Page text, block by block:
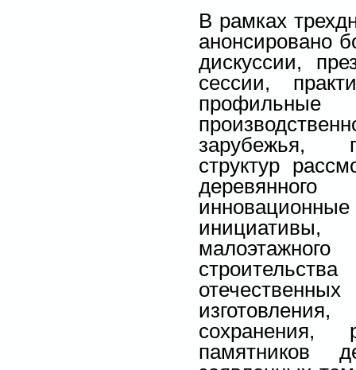
В рамках
анонсировано
дискуссии,
сессии,
зарубежья,
структур
сохранения,
памятников